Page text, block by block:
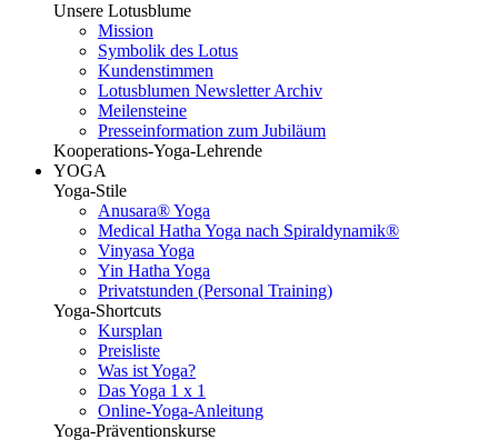
Unsere Lotusblume
Mission
Symbolik des Lotus
Kundenstimmen
Lotusblumen Newsletter Archiv
Meilensteine
Presseinformation zum Jubiläum
Kooperations-Yoga-Lehrende
YOGA
Yoga-Stile
Anusara® Yoga
Medical Hatha Yoga nach Spiraldynamik®
Vinyasa Yoga
Yin Hatha Yoga
Privatstunden (Personal Training)
Yoga-Shortcuts
Kursplan
Preisliste
Was ist Yoga?
Das Yoga 1 x 1
Online-Yoga-Anleitung
Yoga-Präventionskurse